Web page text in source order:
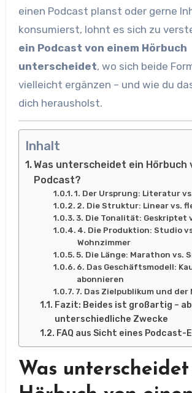
einen Podcast planst oder gerne
konsumierst, lohnt es sich zu
ein Podcast von einem Hörbuch
unterscheidet, wo sich beide
vielleicht ergänzen – und wie du
dich herausholst.
Inhalt
Was unterscheidet ein Hörbuch
Podcast?
1. Der Ursprung: Literatur
2. Die Struktur: Linear vs.
3. Die Tonalität: Geskriptet
4. Die Produktion: Studio
Wohnzimmer
5. Die Länge: Marathon vs.
6. Das Geschäftsmodell:
abonnieren
7. Das Zielpublikum und der
Fazit: Beides ist großartig –
unterschiedliche Zwecke
FAQ aus Sicht eines Podcast-
Was